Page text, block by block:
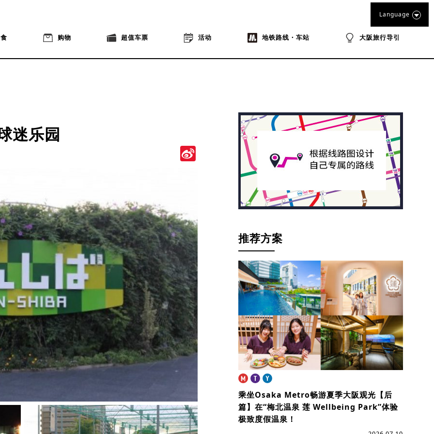
购物 超值车票 活动 地铁路线・车站 大阪旅行导引
Language
迷乐园
Weibo
推荐方案
乘坐Osaka Metro畅游夏季大阪观光【后
篇】在“梅北温泉 莲 Wellbeing Park”体验
极致度假温泉！